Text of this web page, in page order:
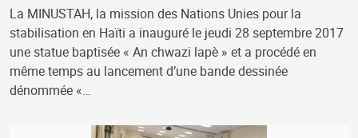
La MINUSTAH, la mission des Nations Unies pour la
stabilisation en Haïti a inauguré le jeudi 28 septembre 2017
une statue baptisée « An chwazi lapè » et a procédé en
même temps au lancement d’une bande dessinée
dénommée «…